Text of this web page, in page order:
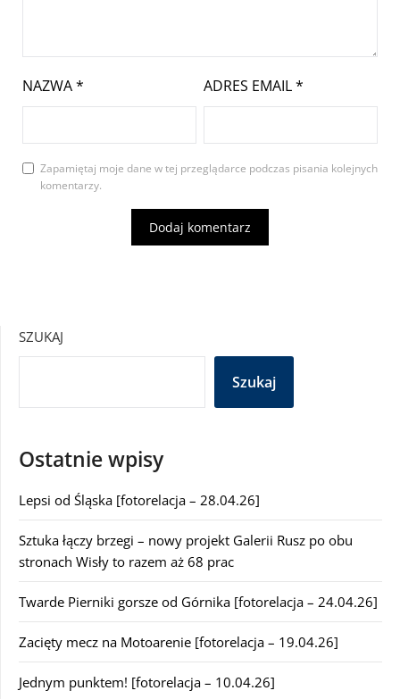
NAZWA* ADRES EMAIL*
Zapamiętaj moje dane w tej przeglądarce podczas pisania kolejnych
komentarzy.
SZUKAJ
Szukaj
Ostatnie wpisy
Lepsi od Śląska [fotorelacja – 28.04.26]
Sztuka łączy brzegi – nowy projekt Galerii Rusz po obu
stronach Wisły to razem aż 68 prac
Twarde Pierniki gorsze od Górnika [fotorelacja – 24.04.26]
Zacięty mecz na Motoarenie [fotorelacja – 19.04.26]
Jednym punktem! [fotorelacja – 10.04.26]